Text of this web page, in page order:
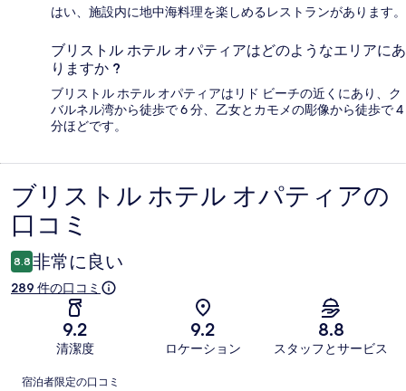
はい、施設内に地中海料理を楽しめるレストランがあります。
ブリストル ホテル オパティアはどのようなエリアにあ
りますか ?
ブリストル ホテル オパティアはリド ビーチの近くにあり、ク
バルネル湾から徒歩で 6 分、乙女とカモメの彫像から徒歩で 4
分ほどです。
口
コ
ミ
ブリストル ホテル オパティアの
口コミ
8.8 非常に良い
289 件の口コミ
9.2
清潔度
9.2
ロケーション
8.8
スタッフとサービス
口
宿泊者限定の口コミ